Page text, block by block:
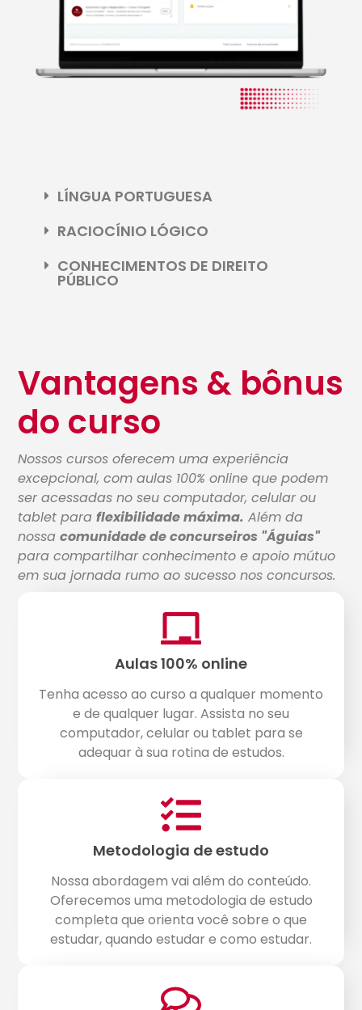
LÍNGUA PORTUGUESA
RACIOCÍNIO LÓGICO
CONHECIMENTOS DE DIREITO
PÚBLICO
Vantagens & bônus
do curso
Nossos cursos oferecem uma experiência
excepcional, com aulas 100% online que podem
ser acessadas no seu computador, celular ou
tablet paraflexibilidade máxima. Além da
nossacomunidade de concurseiros "Águias"
para compartilhar conhecimento e apoio mútuo
em sua jornada rumo ao sucesso nos concursos.
Aulas 100% online
Tenha acesso ao curso a qualquer momento
e de qualquer lugar. Assista no seu
computador, celular ou tablet para se
adequar à sua rotina de estudos.
Metodologia de estudo
Nossa abordagem vai além do conteúdo.
Oferecemos uma metodologia de estudo
completa que orienta você sobre o que
estudar, quando estudar e como estudar.